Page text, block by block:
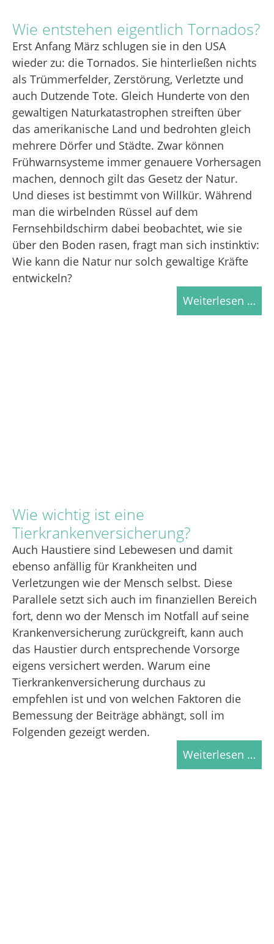
Wie entstehen eigentlich Tornados?
Erst Anfang März schlugen sie in den USA
wieder zu: die Tornados. Sie hinterließen nichts
als Trümmerfelder, Zerstörung, Verletzte und
auch Dutzende Tote. Gleich Hunderte von den
gewaltigen Naturkatastrophen streiften über
das amerikanische Land und bedrohten gleich
mehrere Dörfer und Städte. Zwar können
Frühwarnsysteme immer genauere Vorhersagen
machen, dennoch gilt das Gesetz der Natur.
Und dieses ist bestimmt von Willkür. Während
man die wirbelnden Rüssel auf dem
Fernsehbildschirm dabei beobachtet, wie sie
über den Boden rasen, fragt man sich instinktiv:
Wie kann die Natur nur solch gewaltige Kräfte
entwickeln?
Weiterlesen …
Wie wichtig ist eine
Tierkrankenversicherung?
Auch Haustiere sind Lebewesen und damit
ebenso anfällig für Krankheiten und
Verletzungen wie der Mensch selbst. Diese
Parallele setzt sich auch im finanziellen Bereich
fort, denn wo der Mensch im Notfall auf seine
Krankenversicherung zurückgreift, kann auch
das Haustier durch entsprechende Vorsorge
eigens versichert werden. Warum eine
Tierkrankenversicherung durchaus zu
empfehlen ist und von welchen Faktoren die
Bemessung der Beiträge abhängt, soll im
Folgenden gezeigt werden.
Weiterlesen …